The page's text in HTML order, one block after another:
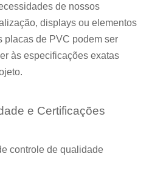
de nossos
displays ou elementos
placas de PVC podem ser
às especificações exatas
e Certificações
controle de qualidade